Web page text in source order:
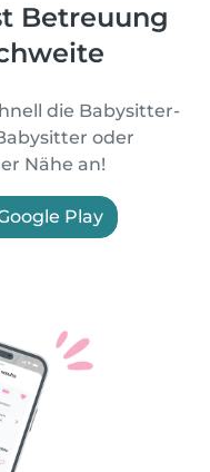
Betreuung
die Babysitter-
oder
Nähe an!
Play